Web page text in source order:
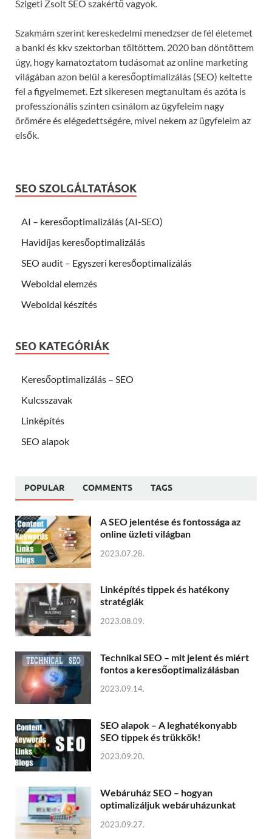
Szigeti Zsolt SEO szakértő vagyok.
Szakmám szerint kereskedelmi menedzser de fél életemet
a banki és kkv szektorban töltöttem. 2020 ban döntöttem
úgy, hogy kamatoztatom tudásomat az online marketing
világában azon belül a keresőoptimalizálás (SEO) keltette
fel a figyelmemet. Ezt sikeresen megtanultam és azóta is
professzionális szinten csinálom az ügyfeleim nagy
örömére és elégedettségére, mivel nekem az ügyfeleim az
elsők.
SEO SZOLGÁLTATÁSOK
AI – keresőoptimalizálás (AI-SEO)
Havidíjas keresőoptimalizálás
SEO audit – Egyszeri keresőoptimalizálás
Weboldal elemzés
Weboldal készítés
SEO KATEGÓRIÁK
Keresőoptimalizálás – SEO
Kulcsszavak
Linképítés
SEO alapok
POPULAR COMMENTS TAGS
A SEO jelentése és fontossága az
online üzleti világban
2023.07.28.
Linképítés tippek és hatékony
stratégiák
2023.08.09.
Technikai SEO – mit jelent és miért
fontos a keresőoptimalizálásban
2023.09.14.
SEO alapok – A leghatékonyabb
SEO tippek és trükkök!
2023.09.20.
Webáruház SEO – hogyan
optimalizáljuk webáruházunkat
2023.09.27.